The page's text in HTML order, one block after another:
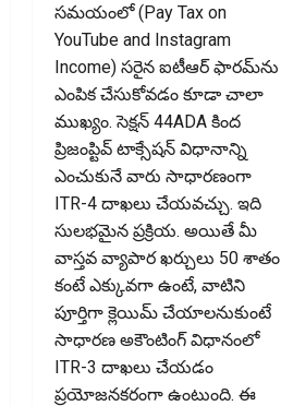
సమయంలో (Pay Tax on
YouTube and Instagram
Income) సరైన ఐటీఆర్‌ ఫారమ్‌ను
ఎంపిక చేసుకోవడం కూడా చాలా
ముఖ్యం. సెక్షన్‌ 44ADA కింద
ప్రిజంప్టివ్‌ టాక్సేషన్‌ విధానాన్ని
ఎంచుకునే వారు సాధారణంగా
ITR-4 దాఖలు చేయవచ్చు. ఇది
సులభమైన ప్రక్రియ. అయితే మీ
వాస్తవ వ్యాపార ఖర్చులు 50 శాతం
కంటే ఎక్కువగా ఉంటే, వాటిని
పూర్తిగా క్లెయిమ్‌ చేయాలనుకుంటే
సాధారణ అకౌంటింగ్‌ విధానంలో
ITR-3 దాఖలు చేయడం
ప్రయోజనకరంగా ఉంటుంది. ఈ